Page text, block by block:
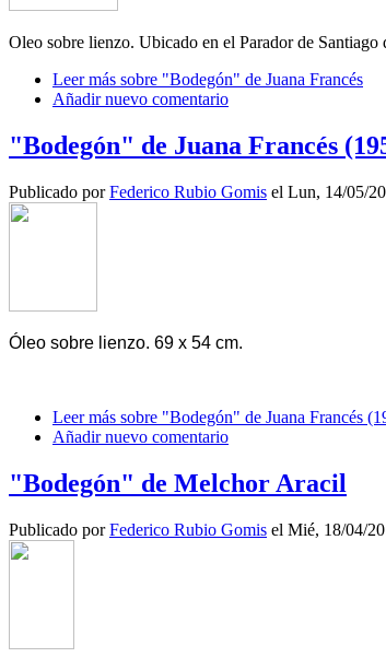
Oleo sobre lienzo. Ubicado en el Parador de Santiago
Leer más sobre "Bodegón" de Juana Francés
Añadir nuevo comentario
"Bodegón" de Juana Francés
Publicado porFederico Rubio Gomis el Lun, 14/05/
Óleo sobre lienzo. 69 x 54 cm.
Leer más sobre "Bodegón" de Juana Francés
Añadir nuevo comentario
"Bodegón" de Melchor Aracil
Publicado porFederico Rubio Gomis el Mié, 18/04/